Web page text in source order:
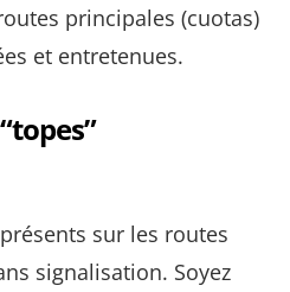
principales (cuotas)
et entretenues.
sur les routes
signalisation. Soyez